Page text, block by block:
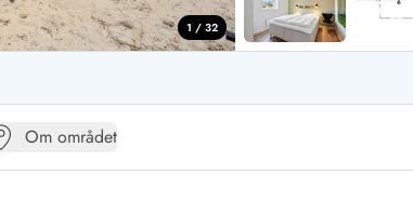
1 / 32
Om området